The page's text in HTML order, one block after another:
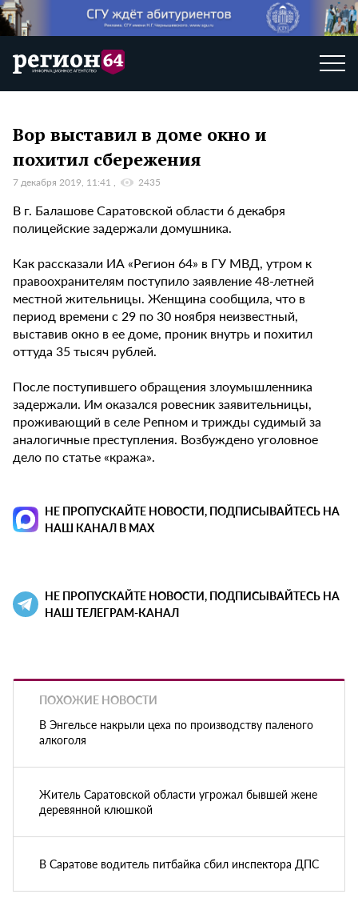
Вор выставил в доме окно и
похитил сбережения
7 декабря 2019, 11:41 2435
В г. Балашове Саратовской области 6 декабря
полицейские задержали домушника.
Как рассказали ИА «Регион 64» в ГУ МВД, утром к
правоохранителям поступило заявление 48-летней
местной жительницы. Женщина сообщила, что в
период времени с 29 по 30 ноября неизвестный,
выставив окно в ее доме, проник внутрь и похитил
оттуда 35 тысяч рублей.
После поступившего обращения злоумышленника
задержали. Им оказался ровесник заявительницы,
проживающий в селе Репном и трижды судимый за
аналогичные преступления. Возбуждено уголовное
дело по статье «кража».
НЕ ПРОПУСКАЙТЕ НОВОСТИ, ПОДПИСЫВАЙТЕСЬ НА
НАШ КАНАЛ В MAX
НЕ ПРОПУСКАЙТЕ НОВОСТИ, ПОДПИСЫВАЙТЕСЬ НА
НАШ ТЕЛЕГРАМ-КАНАЛ
ПОХОЖИЕ НОВОСТИ
В Энгельсе накрыли цеха по производству паленого
алкоголя
Житель Саратовской области угрожал бывшей жене
деревянной клюшкой
В Саратове водитель питбайка сбил инспектора ДПС